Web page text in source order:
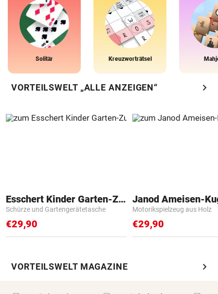
Solitär Kreuzworträtsel
VORTEILSWELT „ALLE ANZEIGEN“ chevron_right
Esschert Kinder Garten-Zubehör
Schürze und Gartengerätetasche
€29,90
Janod Ameisen-
Motorikspielzeug aus Holz
€29,90
VORTEILSWELT MAGAZINE chevron_right